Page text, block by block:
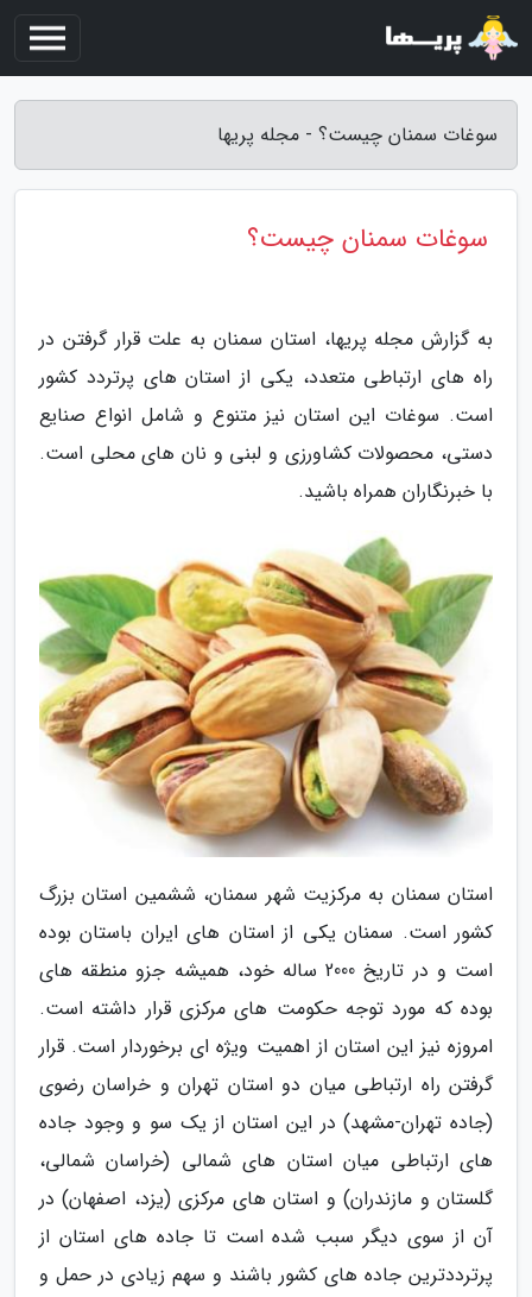
سوغات سمنان چیست؟ - مجله پریها
سوغات سمنان چیست؟
به گزارش مجله پریها، استان سمنان به علت قرار گرفتن در
راه های ارتباطی متعدد، یکی از استان های پرتردد کشور
است. سوغات این استان نیز متنوع و شامل انواع صنایع
دستی، محصولات کشاورزی و لبنی و نان های محلی است.
با خبرنگاران همراه باشید.
استان سمنان به مرکزیت شهر سمنان، ششمین استان بزرگ
کشور است. سمنان یکی از استان های ایران باستان بوده
است و در تاریخ 2000 ساله خود، همیشه جزو منطقه های
بوده که مورد توجه حکومت های مرکزی قرار داشته است.
امروزه نیز این استان از اهمیت ویژه ای برخوردار است. قرار
گرفتن راه ارتباطی میان دو استان تهران و خراسان رضوی
(جاده تهران-مشهد) در این استان از یک سو و وجود جاده
های ارتباطی میان استان های شمالی (خراسان شمالی،
گلستان و مازندران) و استان های مرکزی (یزد، اصفهان) در
آن از سوی دیگر سبب شده است تا جاده های استان از
پرترددترین جاده های کشور باشند و سهم زیادی در حمل و